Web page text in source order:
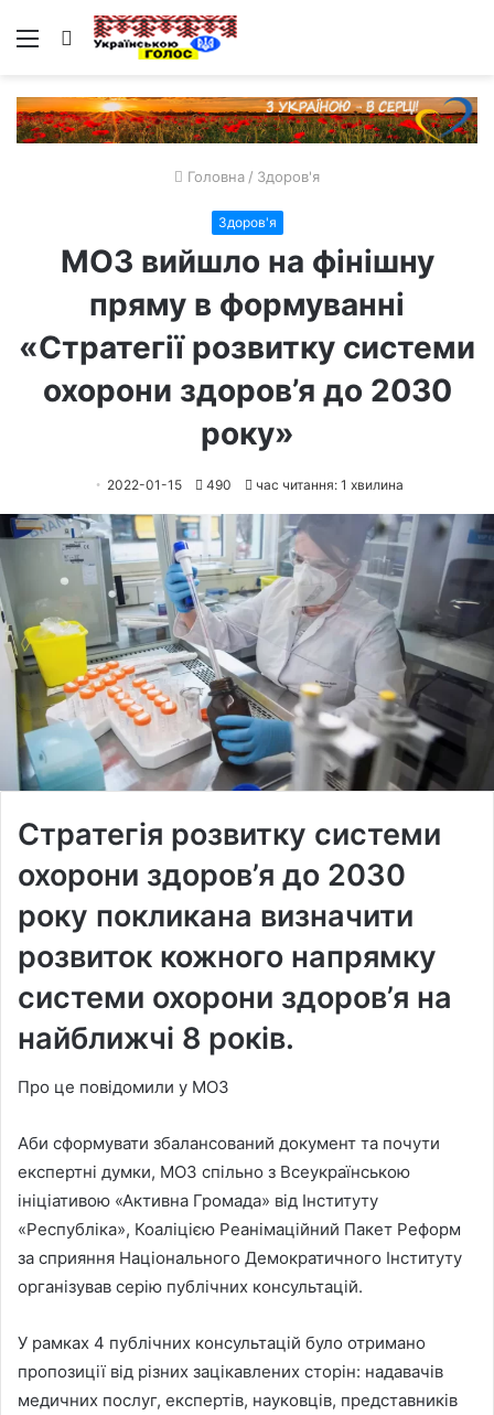
Меню Пошук
Головна / Здоров'я
Здоров'я
МОЗ вийшло на фінішну
пряму в формуванні
«Стратегії розвитку системи
охорони здоров’я до 2030
року»
2022-01-15 490 час читання: 1 хвилина
Стратегія розвитку системи
охорони здоров’я до 2030
року покликана визначити
розвиток кожного напрямку
системи охорони здоров’я на
найближчі 8 років.
Про це повідомили у МОЗ
Аби сформувати збалансований документ та почути
експертні думки, МОЗ спільно з Всеукраїнською
ініціативою «Активна Громада» від Інституту
«Республіка», Коаліцією Реанімаційний Пакет Реформ
за сприяння Національного Демократичного Інституту
організував серію публічних консультацій.
У рамках 4 публічних консультацій було отримано
пропозиції від різних зацікавлених сторін: надавачів
медичних послуг, експертів, науковців, представників